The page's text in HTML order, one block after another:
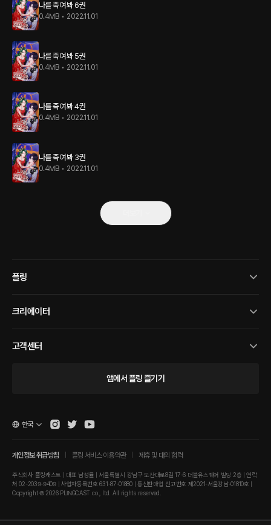
나를 죽여 봐 6권
0.4MB • 2022.11.01
나를 죽여 봐 5권
0.4MB • 2022.11.01
나를 죽여 봐 4권
0.4MB • 2022.11.01
나를 죽여 봐 3권
0.4MB • 2022.11.01
플링
크리에이터
고객센터
앱에서 플링 즐기기
개인정보 취급방침 플링 서비스 이용약관 제휴 및 대외 협력
주식회사 플링캐스트 | 대표 남성률 | 서울특별시 강남구 도산대로8길 17-6 더블유스퀘어 빌딩 2층 | 연락
처 02-2039-9409 | 사업자등록번호 631-87-01880 | 통신판매업 신고번호 제2021-서울강남-01810호 |
Copyright © 2026 PLINGCAST co., ltd. All rights reserved.
한국